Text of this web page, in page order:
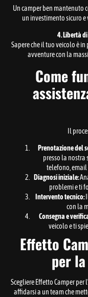
Un camper ben mantenuto
un investimento sicuro
4. Libertà
Sapere che il tuo veicolo è
avventure con la
Come
Il
Prenotazione del
presso la nostra
telefono, email
Diagnosi iniziale:
problemi e ti
Intervento tecnico:
con la
Consegna e
veicolo e ti
Effetto
per
Scegliere Effetto Camper per
affidarsi a un team che